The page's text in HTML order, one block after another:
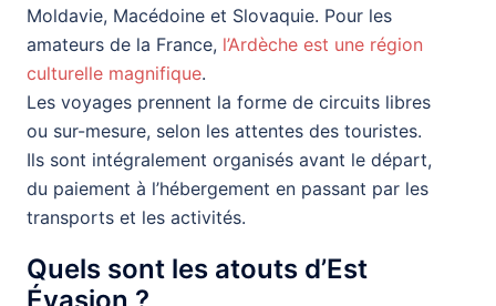
Moldavie, Macédoine et Slovaquie. Pour les
amateurs de la France, l’Ardèche est une région
culturelle magnifique.
Les voyages prennent la forme de circuits libres
ou sur-mesure, selon les attentes des touristes.
Ils sont intégralement organisés avant le départ,
du paiement à l’hébergement en passant par les
transports et les activités.
Quels sont les atouts d’Est